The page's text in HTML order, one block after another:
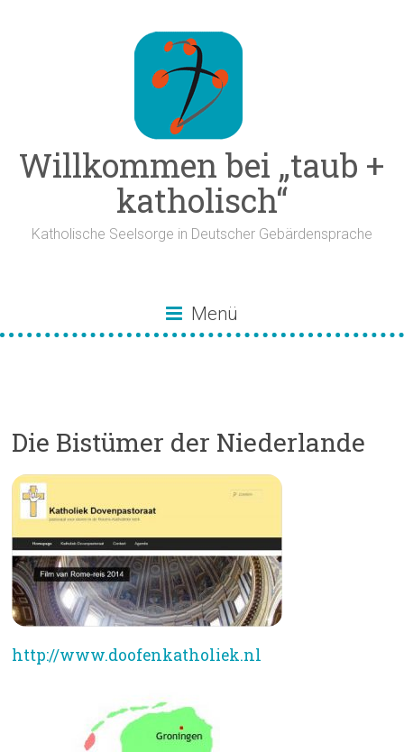
Willkommen bei „taub +
katholisch“
Katholische Seelsorge in Deutscher Gebärdensprache
Menü
Die Bistümer der Niederlande
http://www.doofenkatholiek.nl